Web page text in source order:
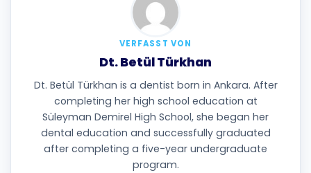
VERFASST VON
Dt. Betül Türkhan
Dt. Betül Türkhan is a dentist born in Ankara. After
completing her high school education at
Süleyman Demirel High School, she began her
dental education and successfully graduated
after completing a five-year undergraduate
program.